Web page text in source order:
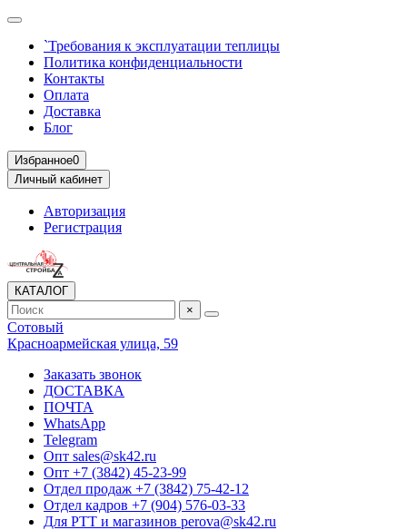
`Требования к эксплуатации теплицы
Политика конфиденциальности
Контакты
Оплата
Доставка
Блог
Избранное0
Личный кабинет
Авторизация
Регистрация
КАТАЛОГ
×
Сотовый
Красноармейская улица, 59
Заказать звонок
ДОСТАВКА
ПОЧТА
WhatsApp
Telegram
Опт sales@sk42.ru
Опт +7 (3842) 45-23-99
Отдел продаж +7 (3842) 75-42-12
Отдел кадров +7 (904) 576-03-33
Для РТТ и магазинов perova@sk42.ru